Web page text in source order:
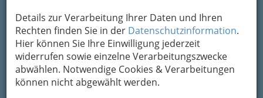
Details zur Verarbeitung Ihrer Daten und Ihren
Rechten finden Sie in der Datenschutzinformation.
Hier können Sie Ihre Einwilligung jederzeit
widerrufen sowie einzelne Verarbeitungszwecke
abwählen. Notwendige Cookies & Verarbeitungen
können nicht abgewählt werden.
Kategorien
2
Österreichischer AIKIDO-Verband
Angermayerstraße 36, 8047 Graz